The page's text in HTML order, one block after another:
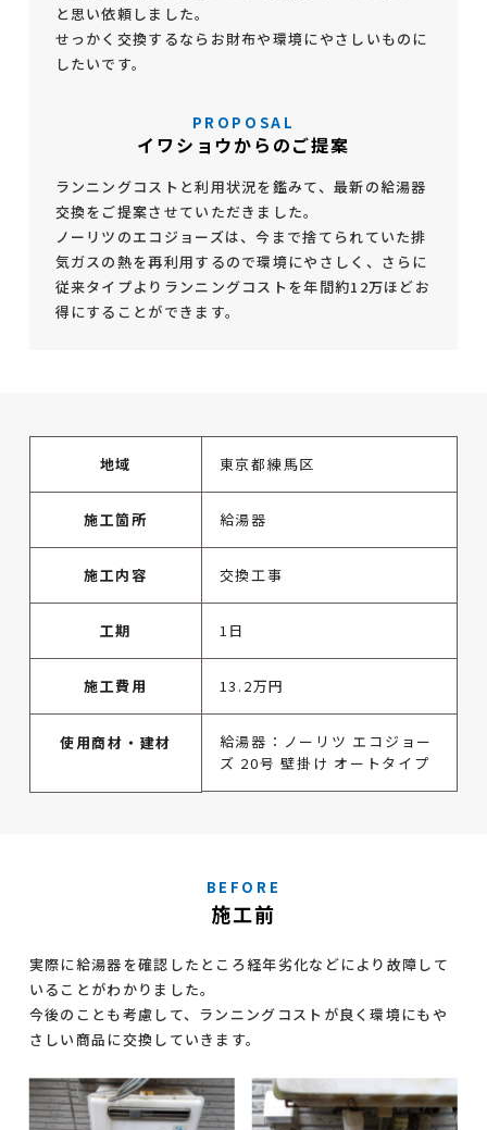
と思い依頼しました。
せっかく交換するならお財布や環境にやさしいものに
したいです。
PROPOSAL
イワショウからのご提案
ランニングコストと利用状況を鑑みて、最新の給湯器
交換をご提案させていただきました。
ノーリツのエコジョーズは、今まで捨てられていた排
気ガスの熱を再利用するので環境にやさしく、さらに
従来タイプよりランニングコストを年間約12万ほどお
得にすることができます。
地域 東京都練馬区
施工箇所 給湯器
施工内容 交換工事
工期 1日
施工費用 13.2万円
使用商材・建材
給湯器：ノーリツ エコジョー
ズ 20号 壁掛け オートタイプ
BEFORE
施工前
実際に給湯器を確認したところ経年劣化などにより故障して
いることがわかりました。
今後のことも考慮して、ランニングコストが良く環境にもや
さしい商品に交換していきます。